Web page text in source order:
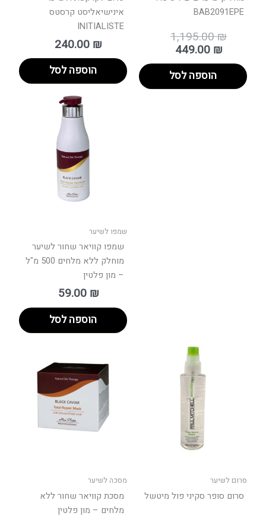
BAB2091EPE
1,195.00₪
449.00 ₪
הוספה לסל
אינישיאליסט קרסטס
INITIALISTE
240.00 ₪
הוספה לסל
מסכה לשיער
מסכת קוויאר שחור ללא
מלחים – מון פלטין
סרום לשיער
סרום סופר סקיני פול מיטשל
בעמוד
המוצר
שמפו לשיער
שמפו קוויאר שחור לשיער
מוחלק ללא מלחים 500 מ"ל
– מון פלטין
59.00 ₪
הוספה לסל